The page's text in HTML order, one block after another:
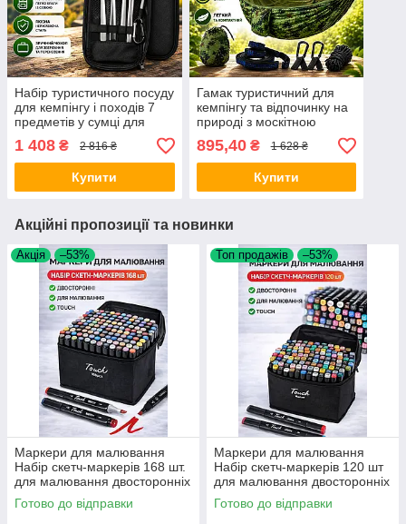
Набір туристичного посуду
для кемпінгу і походів 7
предметів у сумці для
пікніка та відпочинку на
природі Opt City
1 408 ₴ 2 816 ₴
Купити
Гамак туристичний для
кемпінгу та відпочинку на
природі з москітною
сіткою підвісний
одномісний спальний
гамак для походів дачі
895,40₴ 1 628 ₴
Купити
Акційні пропозиції та новинки
Акція –53%
Маркери для малювання
Набір скетч-маркерів 168 шт.
для малювання двосторонніх
touch Opt City
Готово до відправки
Топ продажів –53%
Маркери для малювання
Набір скетч-маркерів 120 шт
для малювання двосторонніх
touch Opt City
Готово до відправки